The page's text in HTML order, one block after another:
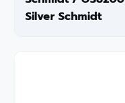
Silver Schmidt